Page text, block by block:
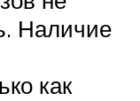
Наличие
как